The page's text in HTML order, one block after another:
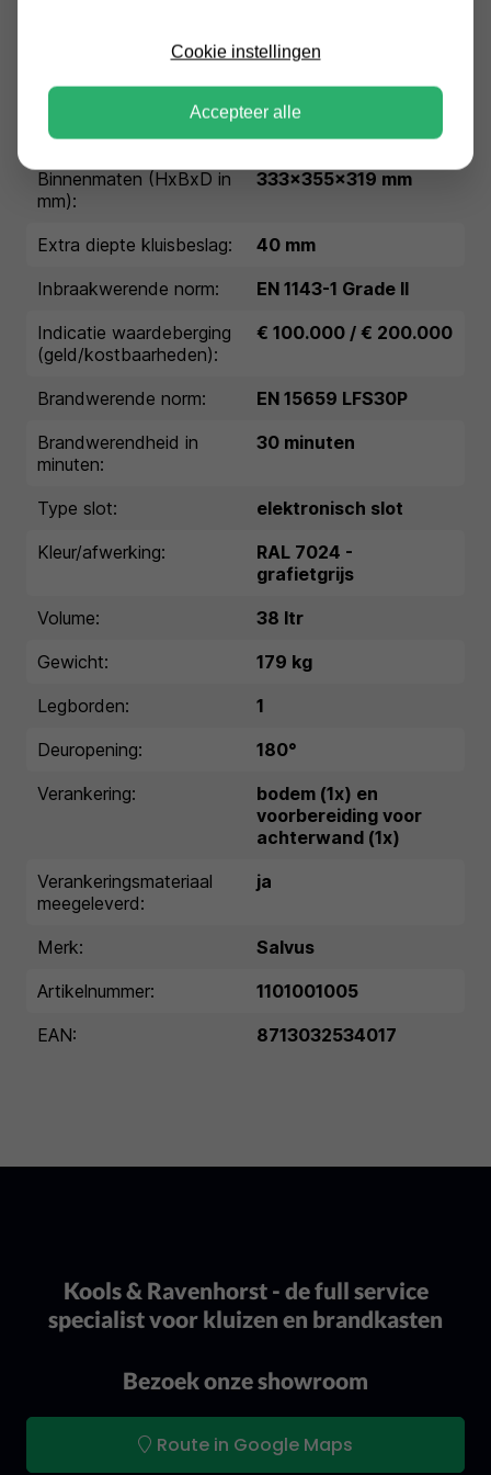
Buitenmaten (HxBxD in
mm):
460x470x470 mm
Binnenmaten (HxBxD in
mm):
333x355x319 mm
Extra diepte kluisbeslag:
40 mm
Inbraakwerende norm:
EN 1143-1 Grade II
Indicatie waardeberging
(geld/kostbaarheden):
€ 100.000 / € 200.000
Brandwerende norm:
EN 15659 LFS30P
Brandwerendheid in
minuten:
30 minuten
Type slot:
elektronisch slot
Kleur/afwerking:
RAL 7024 -
grafietgrijs
Volume:
38 ltr
Gewicht:
179 kg
Legborden:
1
Deuropening:
180°
Verankering:
bodem (1x) en
voorbereiding voor
achterwand (1x)
Verankeringsmateriaal
meegeleverd:
ja
Merk:
Salvus
Artikelnummer:
1101001005
EAN:
8713032534017
Kools & Ravenhorst - de full service
specialist voor kluizen en brandkasten
Bezoek onze showroom
Route in Google Maps
Cookie instellingen
Accepteer alle